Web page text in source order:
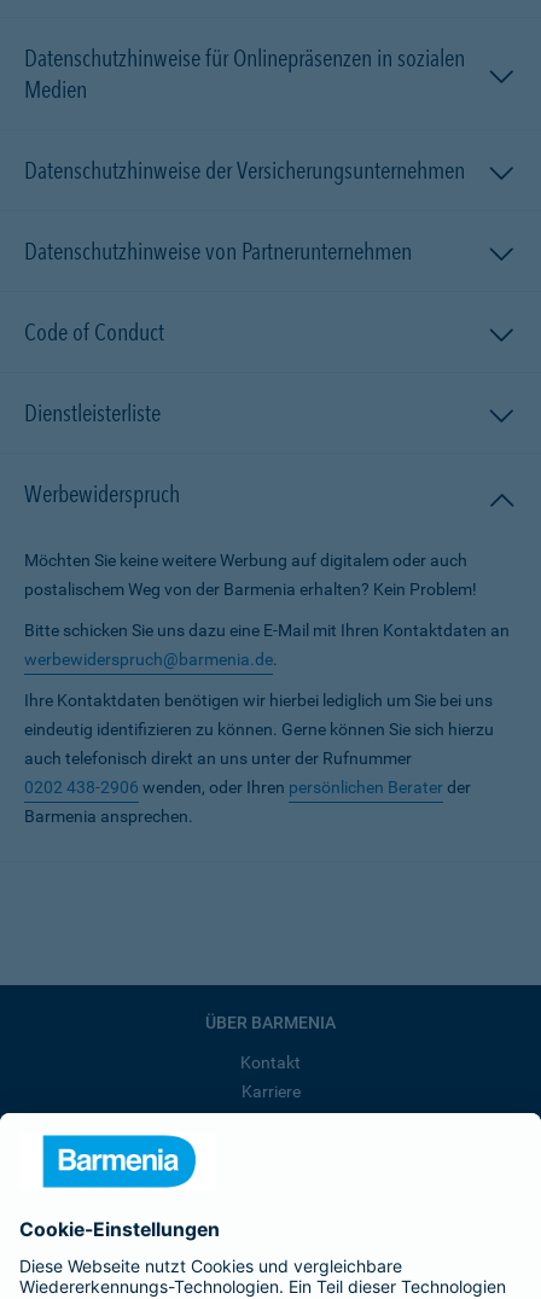
Datenschutzhinweise für Onlinepräsenzen in sozialen
Medien
Datenschutzhinweise der Versicherungsunternehmen
Datenschutzhinweise von Partnerunternehmen
Code of Conduct
Dienstleisterliste
Werbewiderspruch
Möchten Sie keine weitere Werbung auf digitalem oder auch
postalischem Weg von der Barmenia erhalten? Kein Problem!
Bitte schicken Sie uns dazu eine E-Mail mit Ihren Kontaktdaten an
werbewiderspruch@barmenia.de.
Ihre Kontaktdaten benötigen wir hierbei lediglich um Sie bei uns
eindeutig identifizieren zu können. Gerne können Sie sich hierzu
auch telefonisch direkt an uns unter der Rufnummer
0202 438-2906 wenden, oder Ihren persönlichen Beraterder
Barmenia ansprechen.
ÜBER BARMENIA
Kontakt
Karriere
Barmenia ist Teil der BarmeniaGothaer
BELIEBTE SEITEN